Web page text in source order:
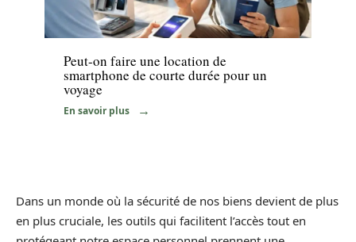
Immo
Peut-on faire une location de
smartphone de courte durée pour un
voyage
En savoir plus
Dans un monde où la sécurité de nos biens devient de plus
en plus cruciale, les outils qui facilitent l’accès tout en